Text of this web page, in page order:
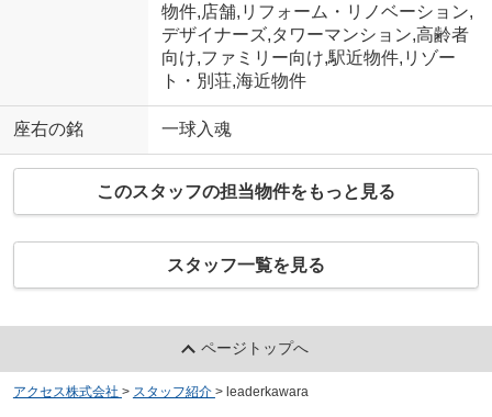
物件,店舗,リフォーム・リノベーション,
デザイナーズ,タワーマンション,高齢者
向け,ファミリー向け,駅近物件,リゾー
ト・別荘,海近物件
座右の銘 一球入魂
このスタッフの担当物件をもっと見る
スタッフ一覧を見る
ページトップへ
アクセス株式会社 > スタッフ紹介 > leaderkawara